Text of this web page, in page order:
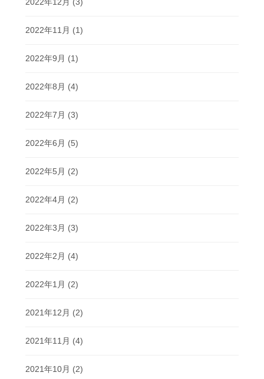
2022年11月 (1)
2022年9月 (1)
2022年8月 (4)
2022年7月 (3)
2022年6月 (5)
2022年5月 (2)
2022年4月 (2)
2022年3月 (3)
2022年2月 (4)
2022年1月 (2)
2021年12月 (2)
2021年11月 (4)
2021年10月 (2)